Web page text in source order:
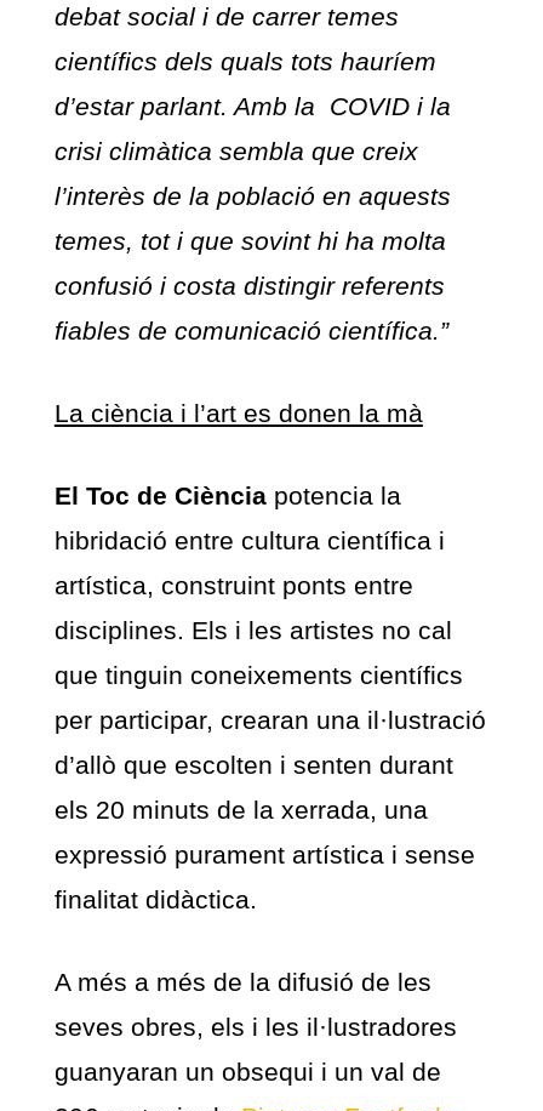
debat social i de carrer temes
científics dels quals tots hauríem
d’estar parlant. Amb la COVID i la
crisi climàtica sembla que creix
l’interès de la població en aquests
temes, tot i que sovint hi ha molta
confusió i costa distingir referents
fiables de comunicació científica.”
La ciència i l’art es donen la mà
El Toc de Ciènciapotencia la
hibridació entre cultura científica i
artística, construint ponts entre
disciplines. Els i les artistes no cal
que tinguin coneixements científics
per participar, crearan una il·lustració
d’allò que escolten i senten durant
els 20 minuts de la xerrada, una
expressió purament artística i sense
finalitat didàctica.
A més a més de la difusió de les
seves obres, els i les il·lustradores
guanyaran un obsequi i un val de